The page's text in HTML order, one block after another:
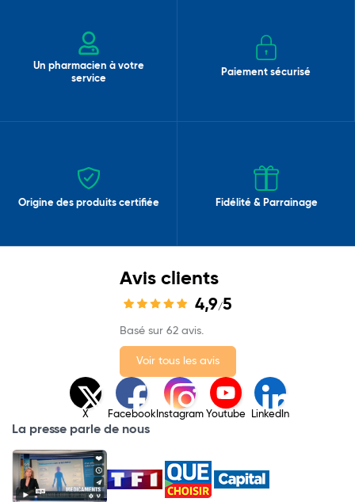
Un pharmacien à votre
service
Paiement sécurisé
Origine des produits certifiée Fidélité & Parrainage
Avis clients
4,9/5
Basé sur 62 avis.
Voir tous les avis
X Facebook Instagram Youtube LinkedIn
La presse parle de nous